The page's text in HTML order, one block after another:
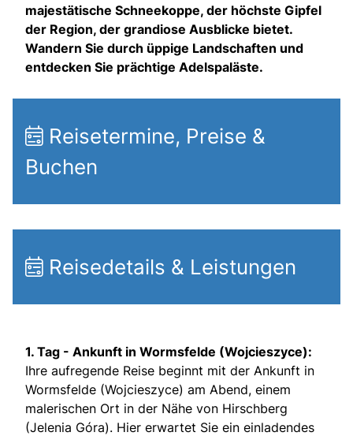
majestätische Schneekoppe, der höchste Gipfel
der Region, der grandiose Ausblicke bietet.
Wandern Sie durch üppige Landschaften und
entdecken Sie prächtige Adelspaläste.
Reisetermine, Preise &
Buchen
Reisedetails & Leistungen
1. Tag - Ankunft in Wormsfelde (Wojcieszyce):
Ihre aufregende Reise beginnt mit der Ankunft in
Wormsfelde (Wojcieszyce) am Abend, einem
malerischen Ort in der Nähe von Hirschberg
(Jelenia Góra). Hier erwartet Sie ein einladendes